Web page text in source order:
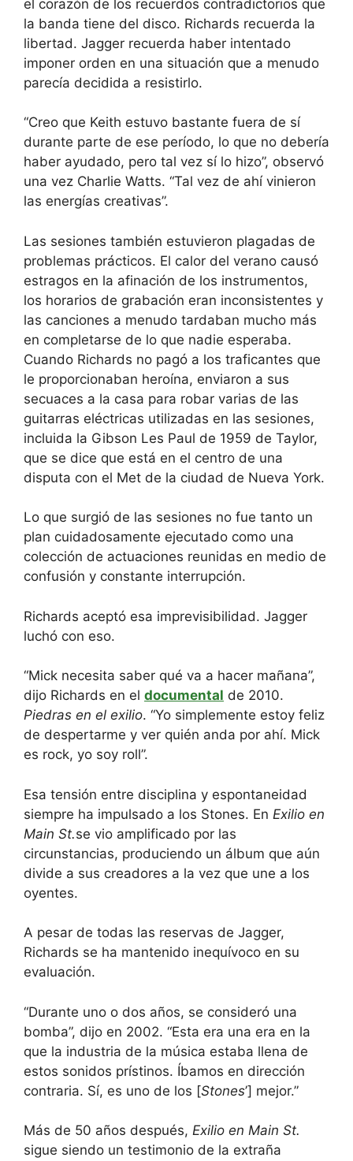
el corazón de los recuerdos contradictorios que
la banda tiene del disco. Richards recuerda la
libertad. Jagger recuerda haber intentado
imponer orden en una situación que a menudo
parecía decidida a resistirlo.
“Creo que Keith estuvo bastante fuera de sí
durante parte de ese período, lo que no debería
haber ayudado, pero tal vez sí lo hizo”, observó
una vez Charlie Watts. “Tal vez de ahí vinieron
las energías creativas”.
Las sesiones también estuvieron plagadas de
problemas prácticos. El calor del verano causó
estragos en la afinación de los instrumentos,
los horarios de grabación eran inconsistentes y
las canciones a menudo tardaban mucho más
en completarse de lo que nadie esperaba.
Cuando Richards no pagó a los traficantes que
le proporcionaban heroína, enviaron a sus
secuaces a la casa para robar varias de las
guitarras eléctricas utilizadas en las sesiones,
incluida la Gibson Les Paul de 1959 de Taylor,
que se dice que está en el centro de una
disputa con el Met de la ciudad de Nueva York.
Lo que surgió de las sesiones no fue tanto un
plan cuidadosamente ejecutado como una
colección de actuaciones reunidas en medio de
confusión y constante interrupción.
Richards aceptó esa imprevisibilidad. Jagger
luchó con eso.
“Mick necesita saber qué va a hacer mañana”,
dijo Richards en el documental de 2010.
Piedras en el exilio. “Yo simplemente estoy feliz
de despertarme y ver quién anda por ahí. Mick
es rock, yo soy roll”.
Esa tensión entre disciplina y espontaneidad
siempre ha impulsado a los Stones. En Exilio en
Main St.se vio amplificado por las
circunstancias, produciendo un álbum que aún
divide a sus creadores a la vez que une a los
oyentes.
A pesar de todas las reservas de Jagger,
Richards se ha mantenido inequívoco en su
evaluación.
“Durante uno o dos años, se consideró una
bomba”, dijo en 2002. “Esta era una era en la
que la industria de la música estaba llena de
estos sonidos prístinos. Íbamos en dirección
contraria. Sí, es uno de los [Stones’] mejor.”
Más de 50 años después, Exilio en Main St.
sigue siendo un testimonio de la extraña